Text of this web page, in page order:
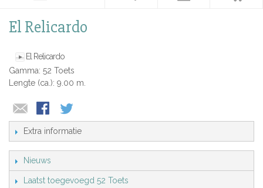
El Relicardo
El Relicardo
Gamma: 52 Toets
Lengte (ca.): 9.00 m.
Extra informatie
Nieuws
Laatst toegevoegd 52 Toets